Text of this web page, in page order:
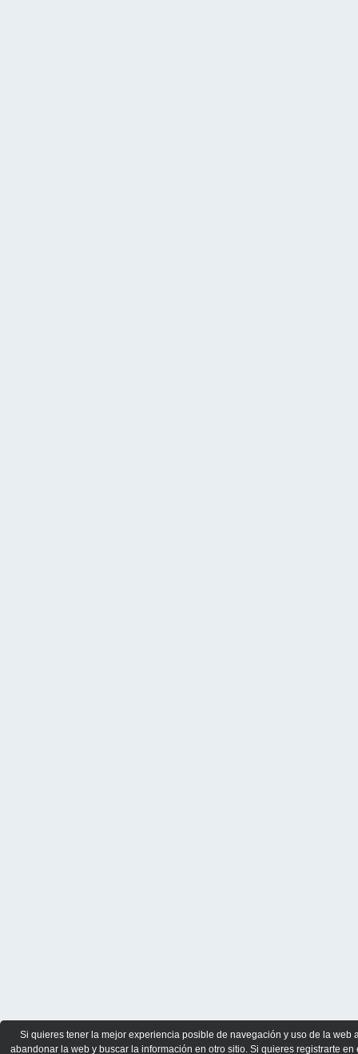
Si quieres tener la mejor experiencia posible de navegación y uso de la
abandonar la web y buscar la información en otro sitio. Si quieres registrarte